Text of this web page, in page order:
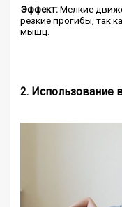
Эффект:Мелкие
резкие прогибы, так
мышц.
2. Использование